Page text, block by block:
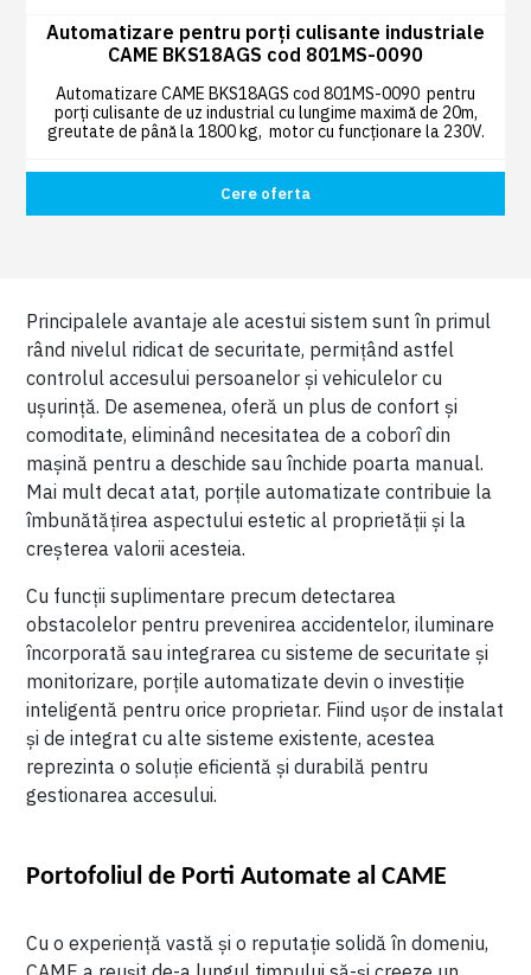
Automatizare pentru porți culisante industriale
CAME BKS18AGS cod 801MS-0090
Automatizare CAME BKS18AGS cod 801MS-0090 pentru
porți culisante de uz industrial cu lungime maximă de 20m,
greutate de până la 1800 kg, motor cu funcționare la 230V.
Cere oferta
Principalele avantaje ale acestui sistem sunt în primul
rând nivelul ridicat de securitate, permițând astfel
controlul accesului persoanelor și vehiculelor cu
ușurință. De asemenea, oferă un plus de confort și
comoditate, eliminând necesitatea de a coborî din
mașină pentru a deschide sau închide poarta manual.
Mai mult decat atat, porțile automatizate contribuie la
îmbunătățirea aspectului estetic al proprietății și la
creșterea valorii acesteia.
Cu funcții suplimentare precum detectarea
obstacolelor pentru prevenirea accidentelor, iluminare
încorporată sau integrarea cu sisteme de securitate și
monitorizare, porțile automatizate devin o investiție
inteligentă pentru orice proprietar. Fiind ușor de instalat
și de integrat cu alte sisteme existente, acestea
reprezinta o soluție eficientă și durabilă pentru
gestionarea accesului.
Portofoliul de Porti Automate al CAME
Cu o experiență vastă și o reputație solidă în domeniu,